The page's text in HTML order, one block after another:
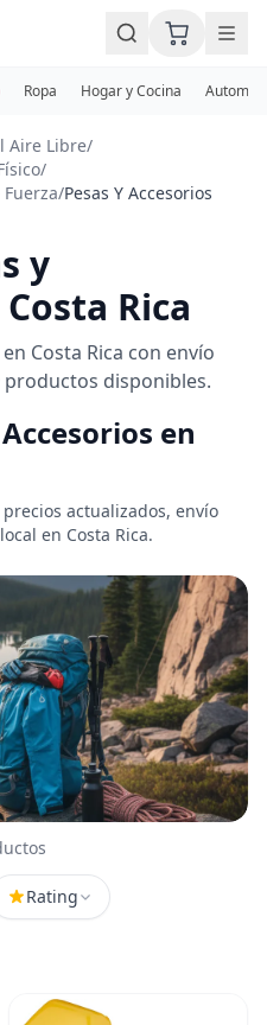
Ropa Hogar y Cocina
Aire Libre/
/
/Pesas Y Accesorios
y
Rica
Costa Rica con envío
disponibles.
en
actualizados, envío
en Costa Rica.
Rating